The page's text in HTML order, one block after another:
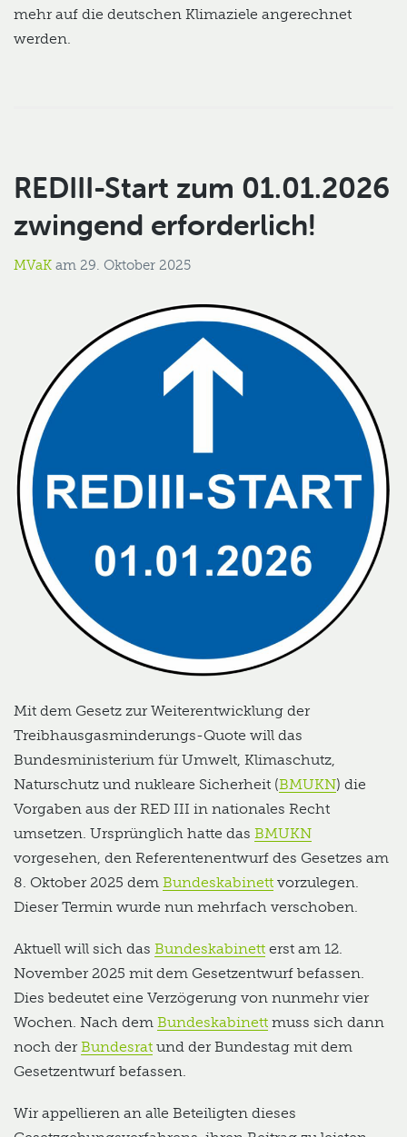
mehr auf die deutschen Klimaziele angerechnet
werden.
REDIII-Start zum 01.01.2026
zwingend erforderlich!
MVaK am 29. Oktober 2025
Mit dem Gesetz zur Weiterentwicklung der
Treibhausgasminderungs-Quote will das
Bundesministerium für Umwelt, Klimaschutz,
Naturschutz und nukleare Sicherheit (BMUKN) die
Vorgaben aus der RED III in nationales Recht
umsetzen. Ursprünglich hatte das BMUKN
vorgesehen, den Referentenentwurf des Gesetzes am
8. Oktober 2025 dem Bundeskabinett vorzulegen.
Dieser Termin wurde nun mehrfach verschoben.
Aktuell will sich das Bundeskabinett erst am 12.
November 2025 mit dem Gesetzentwurf befassen.
Dies bedeutet eine Verzögerung von nunmehr vier
Wochen. Nach dem Bundeskabinett muss sich dann
noch der Bundesrat und der Bundestag mit dem
Gesetzentwurf befassen.
Wir appellieren an alle Beteiligten dieses